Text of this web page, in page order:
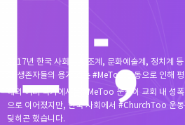
2017년 한국 사회는 법조계, 문화예술계, 정치계
해 생존자들의 용기 있는 #MeToo 운동으로 인해
해외 여러 국가에서는 #MeToo 운동이 교회 내 성
으로 이어졌지만, 한국 사회에서 #ChurchToo 운
딪히곤 했습니다.